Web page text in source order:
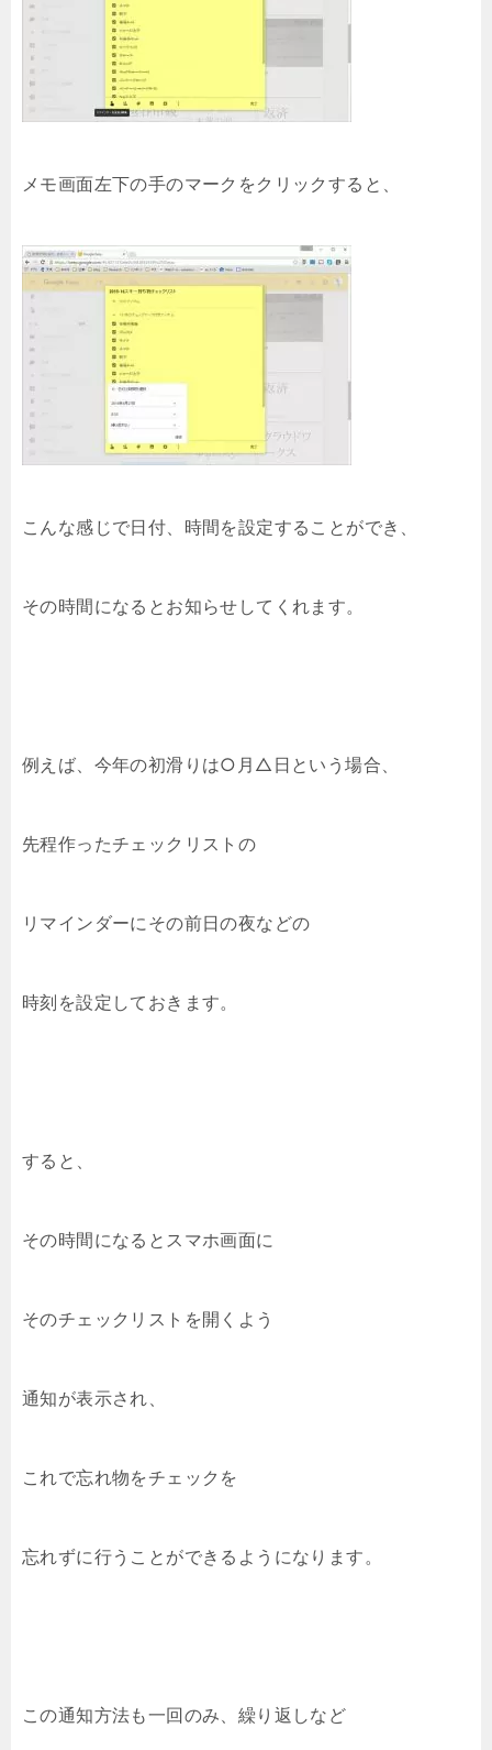
メモ画面左下の手のマークをクリックすると、
こんな感じで日付、時間を設定することができ、
その時間になるとお知らせしてくれます。
例えば、今年の初滑りは○月△日という場合、
先程作ったチェックリストの
リマインダーにその前日の夜などの
時刻を設定しておきます。
すると、
その時間になるとスマホ画面に
そのチェックリストを開くよう
通知が表示され、
これで忘れ物をチェックを
忘れずに行うことができるようになります。
この通知方法も一回のみ、繰り返しなど